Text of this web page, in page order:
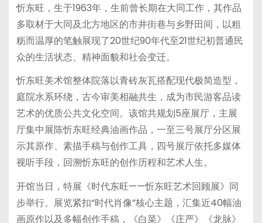
忻东旺，生于1963年，生前曾长期在大同工作，其作品
多取材于大同及北方地区的市井街巷与乡野田间，以粗
粝而温厚的笔触展现了20世纪90年代至21世纪初普通民
众的生活状态、精神面貌和社会变迁。
忻东旺美术馆整体院落以青砖灰瓦搭配现代极简造型，
庭院水系环绕，古今审美相融共生，成为市民游客品读
艺术的优质公共文化空间。该馆共规划5座展厅，主展
厅集中展陈忻东旺经典油画作品，一至三号展厅分区展
示其原作、素描手稿与创作工具，四号展厅依托多媒体
视听手段，回溯忻东旺的创作历程和艺术人生。
开馆当日，特展《时代东旺——忻东旺艺术回顾展》同
步举行。展览紧扣“时代肖像”核心主题，汇集近40幅油
画原作以及多幅创作手稿，《白菜》《庄严》《龙脉》